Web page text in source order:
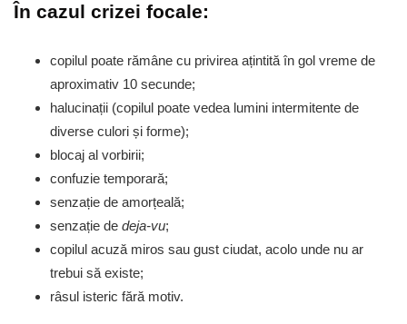
În cazul crizei focale:
copilul poate rămâne cu privirea ațintită în gol vreme de
aproximativ 10 secunde;
halucinații (copilul poate vedea lumini intermitente de
diverse culori și forme);
blocaj al vorbirii;
confuzie temporară;
senzație de amorțeală;
senzație de deja-vu;
copilul acuză miros sau gust ciudat, acolo unde nu ar
trebui să existe;
râsul isteric fără motiv.